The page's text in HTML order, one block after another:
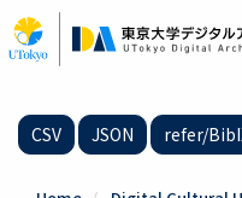
to
main
CSV JSON refer/